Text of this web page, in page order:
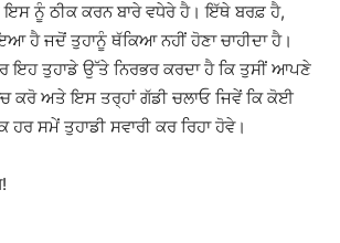
ਨੂੰ ਠੀਕ ਕਰਨ ਬਾਰੇ ਵਧੇਰੇ ਹੈ। ਇੱਥੇ ਬਰਫ਼ ਹੈ,
ਹੈ ਜਦੋਂ ਤੁਹਾਨੂੰ ਥੱਕਿਆ ਨਹੀਂ ਹੋਣਾ ਚਾਹੀਦਾ ਹੈ।
ਇਹ ਤੁਹਾਡੇ ਉੱਤੇ ਨਿਰਭਰ ਕਰਦਾ ਹੈ ਕਿ ਤੁਸੀਂ ਆਪਣੇ
ਕਰੋ ਅਤੇ ਇਸ ਤਰ੍ਹਾਂ ਗੱਡੀ ਚਲਾਓ ਜਿਵੇਂ ਕਿ ਕੋਈ
ਸਮੇਂ ਤੁਹਾਡੀ ਸਵਾਰੀ ਕਰ ਰਿਹਾ ਹੋਵੇ।